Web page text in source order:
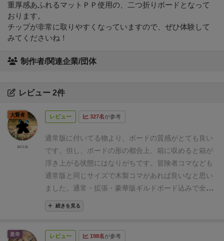
重厚感あふれるマットＰＰ使用の、二つ折りボードとなって
おります。
チップが非常に取りやすくなっていますので、ぜひ体験して
みてくださいね！
制作者/関連企業/団体
レビュー 2件
レビュー 327名が参考
通常版に付いてる物より、ボードの質感がとても良い
です。 但し、ボードの形の都合上、箱に収めると箱が
浮き上がる状態にはなりがちです。
冒険者コマなども
通常版と同じサイズで木製コマがあれば良いなと思い
ました。 通常・拡張・豪華版ギルドボード込みで全コ
ンポーネントが1箱に収まるような箱があれば欲しい
です。
続きを見る
大賢者
acca
レビュー 198名が参考
皇帝